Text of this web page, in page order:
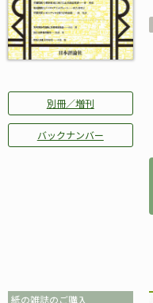
別冊／増刊
バックナンバー
紙の雑誌のご購入